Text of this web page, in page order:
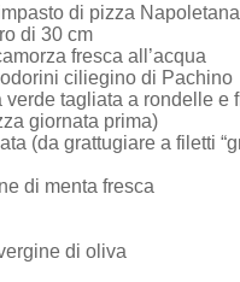
di pizza
di 30 cm
fresca all’acqua
ciliegino di Pachino
verde tagliata a rondelle e
giornata prima)
(da grattugiare a filetti
di menta fresca
di oliva